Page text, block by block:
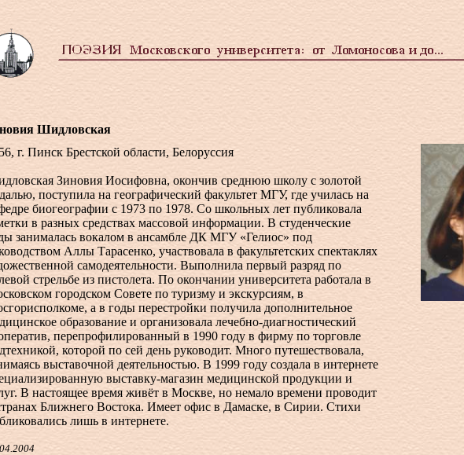
Шидловская
г. Пинск Брестской области, Белоруссия
Зиновия Иосифовна, окончив среднюю школу с золотой
поступила на географический факультет МГУ, где училась на
биогеографии с 1973 по 1978. Со школьных лет публиковала
в разных средствах массовой информации. В студенческие
занималась вокалом в ансамбле ДК МГУ «Гелиос» под
Аллы Тарасенко, участвовала в факультетских спектаклях
самодеятельности. Выполнила первый разряд по
стрельбе из пистолета. По окончании университета работала в
городском Совете по туризму и экскурсиям, в
а в годы перестройки получила дополнительное
образование и организовала лечебно-диагностический
перепрофилированный в 1990 году в фирму по торговле
которой по сей день руководит. Много путешествовала,
выставочной деятельностью. В 1999 году создала в интернете
выставку-магазин медицинской продукции и
В настоящее время живёт в Москве, но немало времени проводит
Ближнего Востока. Имеет офис в Дамаске, в Сирии. Стихи
лишь в интернете.